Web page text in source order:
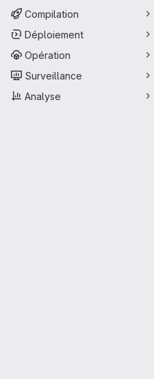
Compilation
Déploiement
Opération
Surveillance
Analyse